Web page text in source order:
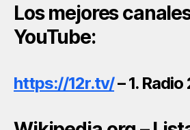
Los mejores
YouTube:
https://12r.tv/– 1. Radio